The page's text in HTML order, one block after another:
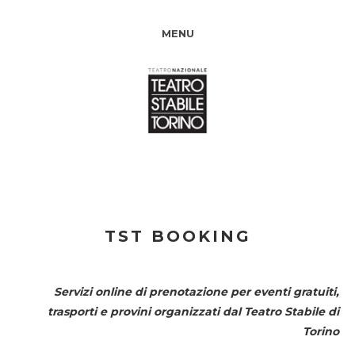
MENU
TST BOOKING
Servizi online di prenotazione per eventi gratuiti,
trasporti e provini organizzati dal Teatro Stabile di
Torino